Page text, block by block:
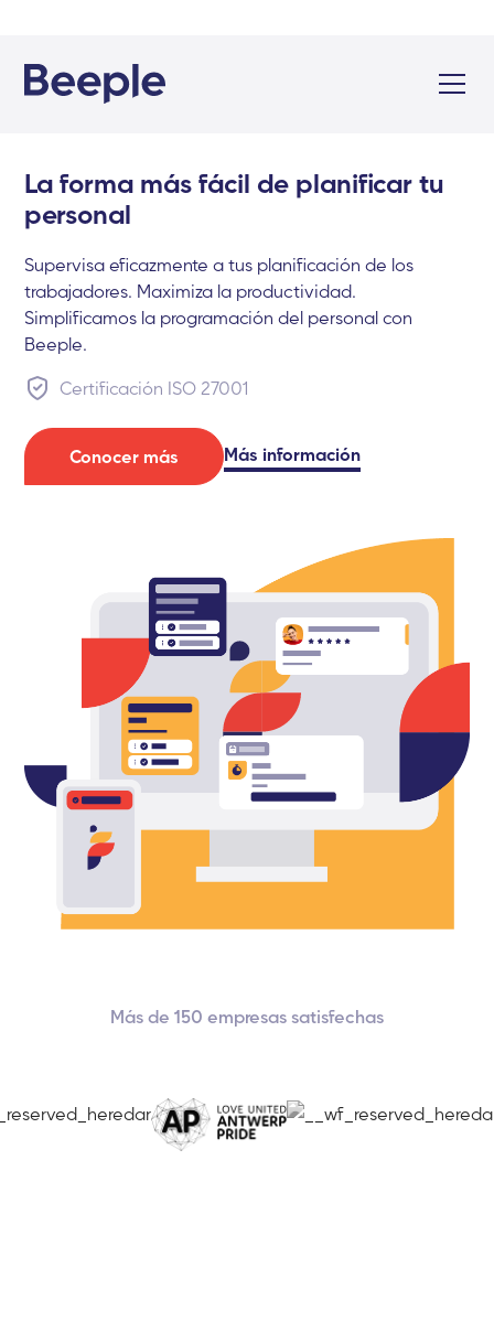
La forma más fácil de planificar tu
personal
Supervisa eficazmente a tus planificación de los
trabajadores. Maximiza la productividad.
Simplificamos la programación del personal con
Beeple.
Certificación ISO 27001
Conocer más Más información
Más de 150 empresas satisfechas